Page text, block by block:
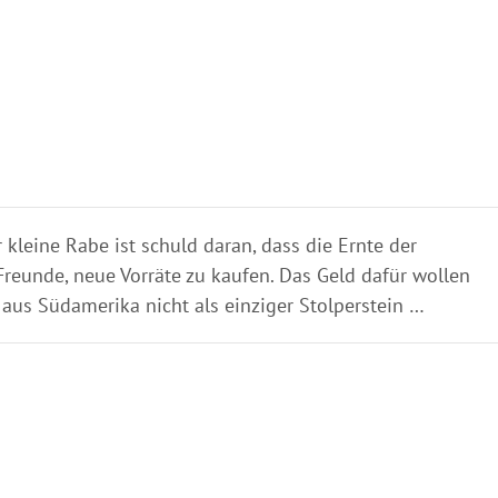
Rabe ist schuld daran, dass die Ernte der
neue Vorräte zu kaufen. Das Geld dafür wollen
Südamerika nicht als einziger Stolperstein …